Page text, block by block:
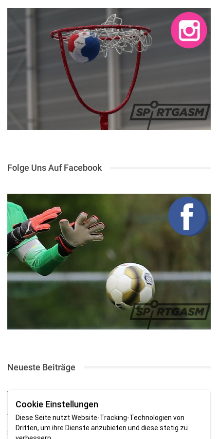
Folge Uns Auf Facebook
Neueste Beiträge
TSV gewinnt Testspiel bei Braker Reserve
SV Brake gewinnt erstes Heimspiel mit 2:0
SV Brake feiert 5:2-Auftaktsieg beim Delmenhorster TB
Cookie Einstellungen
Diese Seite nutzt Website-Tracking-Technologien von
Dritten, um ihre Dienste anzubieten und diese stetig zu